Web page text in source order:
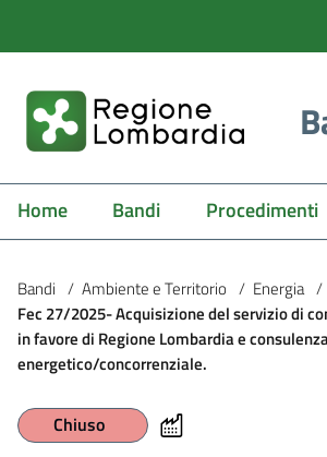
Home Bandi Procedimenti
Bandi / Ambiente e Territorio / Energia /
Fec 27/2025- Acquisizione del servizio di
in favore di Regione Lombardia e
energetico/concorrenziale.
Chiuso